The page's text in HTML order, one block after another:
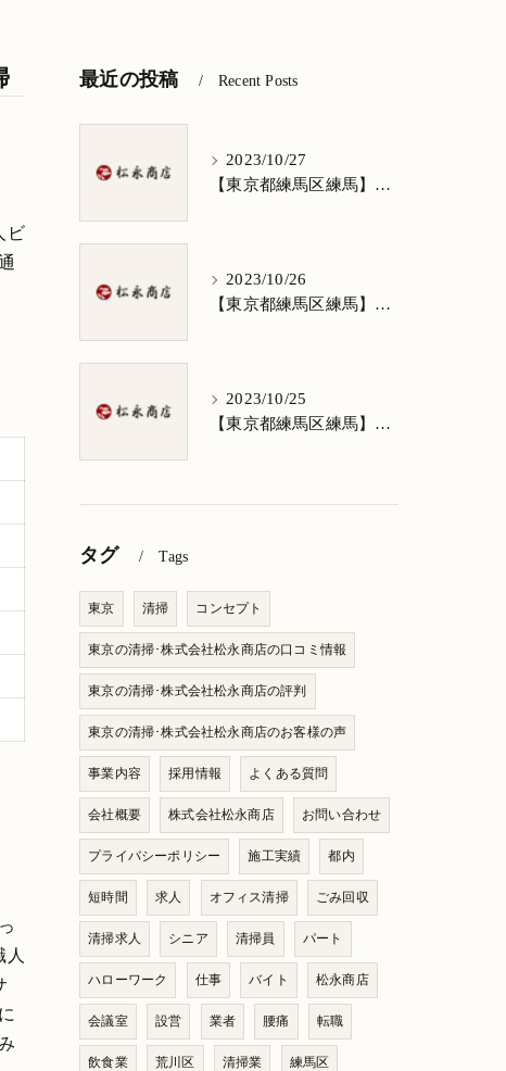
ビ
人
最近の投稿 Recent Posts
2023/10/27
【東京都練馬区練馬】清掃求人★1日3h/週5日/祝日お休み★谷原在住の方歓迎
2023/10/26
【東京都練馬区練馬】清掃求人★1日3h/週5日/祝日お休み★南田中在住の方歓迎
2023/10/25
【東京都練馬区練馬】清掃求人★1日3h/週5日/祝日お休み★南大泉在住の方歓迎
タグ Tags
東京 清掃 コンセプト
東京の清掃･株式会社松永商店の口コミ情報
東京の清掃･株式会社松永商店の評判
東京の清掃･株式会社松永商店のお客様の声
事業内容 採用情報 よくある質問
会社概要 株式会社松永商店 お問い合わせ
プライバシーポリシー 施工実績 都内
短時間 求人 オフィス清掃 ごみ回収
清掃求人 シニア 清掃員 パート
ハローワーク 仕事 バイト 松永商店
会議室 設営 業者 腰痛 転職
飲食業 荒川区 清掃業 練馬区